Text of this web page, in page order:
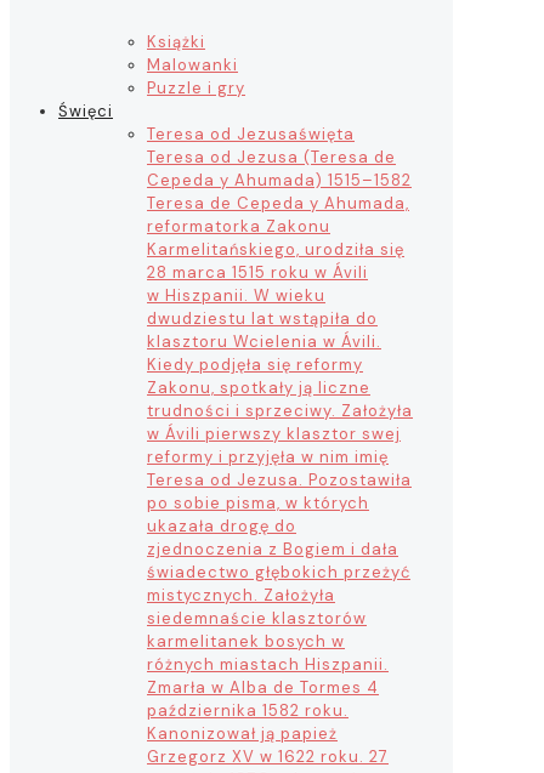
Książki
Malowanki
Puzzle i gry
Święci
Teresa od Jezusaświęta
Teresa od Jezusa (Teresa de
Cepeda y Ahumada) 1515–1582
Teresa de Cepeda y Ahumada,
reformatorka Zakonu
Karmelitańskiego, urodziła się
28 marca 1515 roku w Ávili
w Hiszpanii. W wieku
dwudziestu lat wstąpiła do
klasztoru Wcielenia w Ávili.
Kiedy podjęła się reformy
Zakonu, spotkały ją liczne
trudności i sprzeciwy. Założyła
w Ávili pierwszy klasztor swej
reformy i przyjęła w nim imię
Teresa od Jezusa. Pozostawiła
po sobie pisma, w których
ukazała drogę do
zjednoczenia z Bogiem i dała
świadectwo głębokich przeżyć
mistycznych. Założyła
siedemnaście klasztorów
karmelitanek bosych w
różnych miastach Hiszpanii.
Zmarła w Alba de Tormes 4
października 1582 roku.
Kanonizował ją papież
Grzegorz XV w 1622 roku. 27